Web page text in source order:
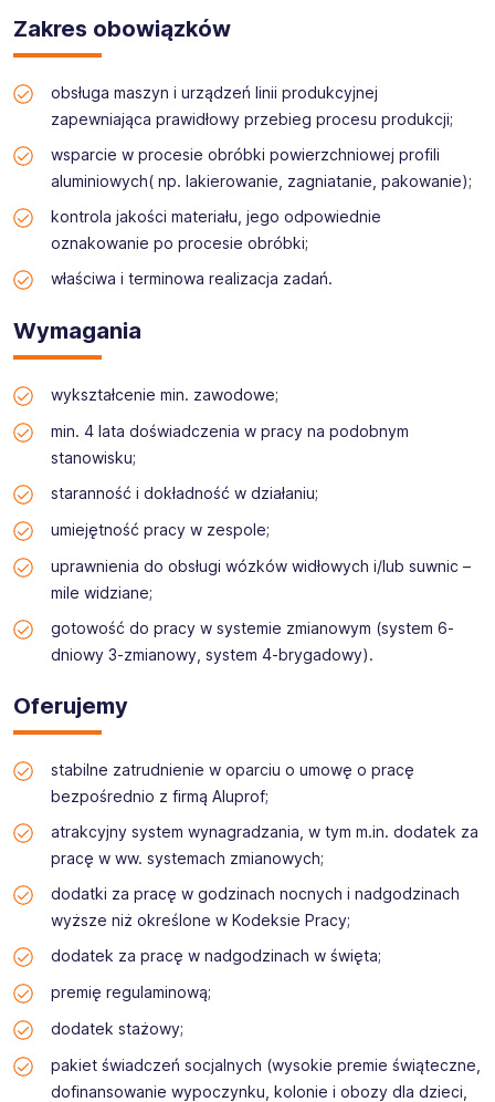
S.A. Jesteśmy jednym z wiodących producentów
systemów aluminiowych w Europie. Zatrudniamy
blisko 3000 pracowników i posiadamy swoje oddziały
w wielu krajach Europy, a także w Stanach
Zjednoczonych. W Polsce zakłady Aluprof S.A.
zlokalizowane są w Bielsku-Białej, Opolu, Goleszowie,
Ogrodzonej i Złotowie.W ostatnich latach
otrzymaliśmy liczne wyróżnienia, m.in. Orzeł
Rzeczpospolitej w kategorii Rozwój Zatrudnienia,
Certyfikat Best Quality Employer oraz Certyfikat
Solidnego Pracodawcy Roku za lata 2020-2024.
rekrutacyjne kandydatów, należymy do Koalicji na
Zakres obowiązków
obsługa maszyn i urządzeń linii produkcyjnej
zapewniająca prawidłowy przebieg procesu produkcji;
wsparcie w procesie obróbki powierzchniowej profili
aluminiowych( np. lakierowanie, zagniatanie, pakowanie);
kontrola jakości materiału, jego odpowiednie
oznakowanie po procesie obróbki;
właściwa i terminowa realizacja zadań.
Wymagania
wykształcenie min. zawodowe;
min. 4 lata doświadczenia w pracy na podobnym
stanowisku;
staranność i dokładność w działaniu;
umiejętność pracy w zespole;
uprawnienia do obsługi wózków widłowych i/lub suwnic –
mile widziane;
gotowość do pracy w systemie zmianowym (system 6-
dniowy 3-zmianowy, system 4-brygadowy).
Oferujemy
stabilne zatrudnienie w oparciu o umowę o pracę
bezpośrednio z firmą Aluprof;
atrakcyjny system wynagradzania, w tym m.in. dodatek za
pracę w ww. systemach zmianowych;
dodatki za pracę w godzinach nocnych i nadgodzinach
wyższe niż określone w Kodeksie Pracy;
dodatek za pracę w nadgodzinach w święta;
premię regulaminową;
dodatek stażowy;
pakiet świadczeń socjalnych (wysokie premie świąteczne,
dofinansowanie wypoczynku, kolonie i obozy dla dzieci,